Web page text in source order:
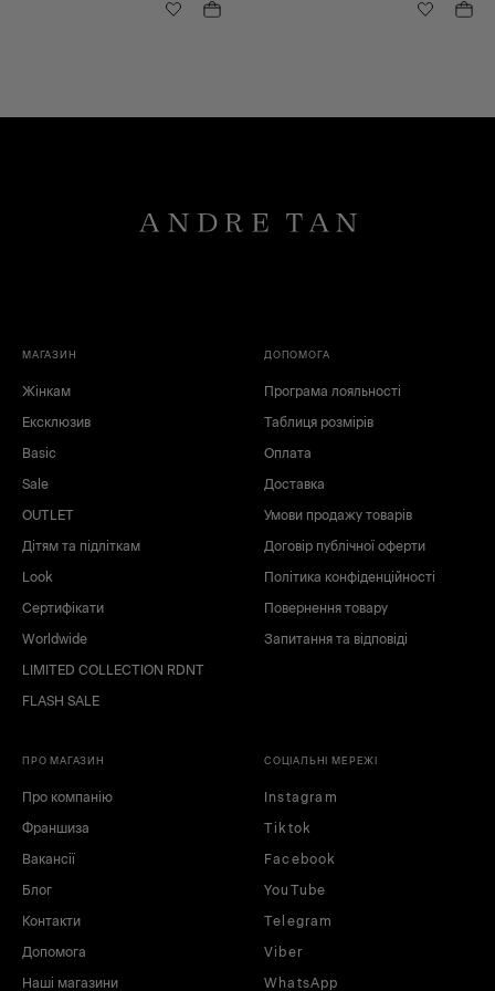
МАГАЗИН
Жінкам
Ексклюзив
Basic
Sale
OUTLET
Дітям та підліткам
Look
Сертифікати
Worldwide
LIMITED COLLECTION RDNT
FLASH SALE
ДОПОМОГА
Програма лояльності
Таблиця розмірів
Оплата
Доставка
Умови продажу товарів
Договір публічної оферти
Політика конфіденційності
Повернення товару
Запитання та відповіді
ПРО МАГАЗИН
Про компанію
Франшиза
Вакансії
Блог
Контакти
Допомога
Наші магазини
СОЦІАЛЬНІ МЕРЕЖІ
Instagram
Tiktok
Facebook
YouTube
Telegram
Viber
WhatsApp